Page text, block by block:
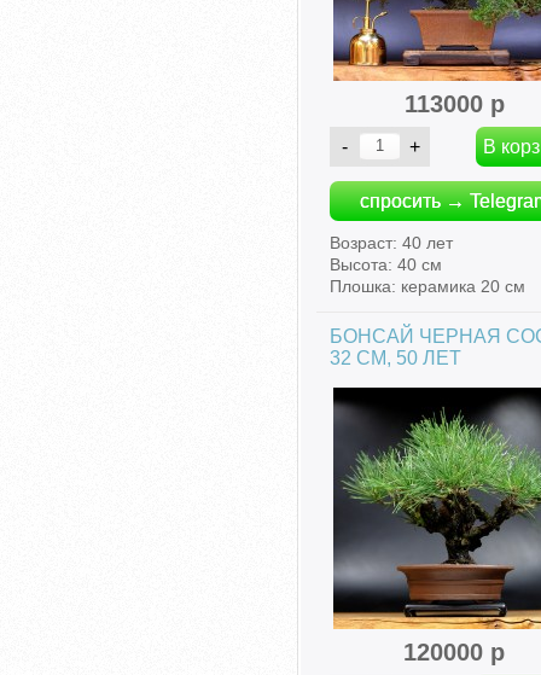
113000 р
спросить →
Возраст: 40 лет
Высота: 40 см
Плошка: керамика 20 см
БОНСАЙ ЧЕРНАЯ
32 СМ, 50 ЛЕТ
120000 р